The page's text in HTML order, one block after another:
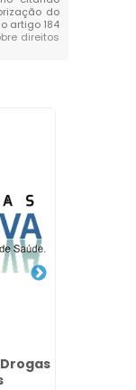
do
artigo 184
direitos